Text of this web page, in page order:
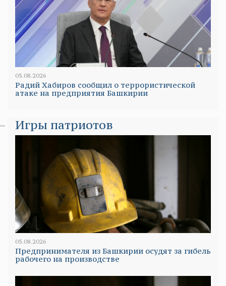
05.08.2026
Радий Хабиров сообщил о террористической
атаке на предприятия Башкирии
Игры патриотов
05.08.2026
Предпринимателя из Башкирии осудят за гибель
рабочего на производстве